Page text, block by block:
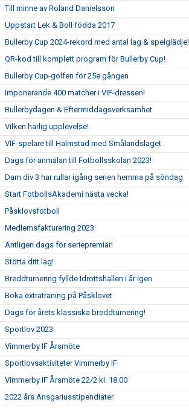
Till minne av Roland Danielsson
Uppstart Lek & Boll födda 2017
Bullerby Cup 2024-rekord med antal lag & spelglädje!
QR-kod till komplett program för Bullerby Cup!
Bullerby Cup-golfen för 25e gången
Imponerande 400 matcher i VIF-dressen!
Bullerbydagen & Eftermiddagsverksamhet
Vilken härlig upplevelse!
VIF-spelare till Halmstad med Smålandslaget
Dags för anmälan till Fotbollsskolan 2023!
Dam div 3 har rullar igång serien hemma på söndag
Start FotbollsAkademi nästa vecka!
Påsklovsfotboll
Medlemsfakturering 2023
Äntligen dags för seriepremiär!
Stötta ditt lag!
Breddturnering fyllde Idrottshallen i år igen
Boka extraträning på Påsklovet
Dags för årets klassiska breddturnering!
Sportlov 2023
Vimmerby IF Årsmöte
Sportlovsaktiviteter Vimmerby IF
Vimmerby IF Årsmöte 22/2 kl. 18.00
2022 års Ansgariusstipendiater